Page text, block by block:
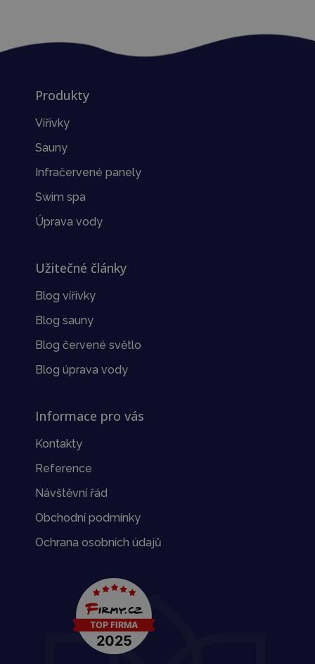
Produkty
Vířivky
Sauny
Infračervené panely
Swim spa
Úprava vody
Užitečné články
Blog vířivky
Blog sauny
Blog červené světlo
Blog úprava vody
Informace pro vás
Kontakty
Reference
Návštěvní řád
Obchodní podmínky
Ochrana osobních údajů